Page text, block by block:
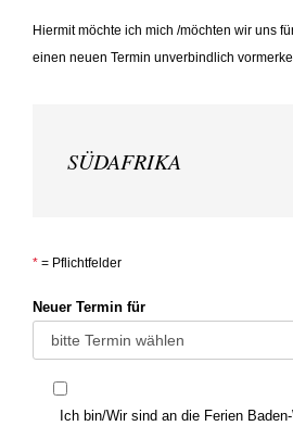
Hiermit möchte ich mich /möchten wir uns
einen neuen Termin unverbindlich
SÜDAFRIKA
* = Pflichtfelder
Neuer Termin für
Ich bin/Wir sind an die Ferien